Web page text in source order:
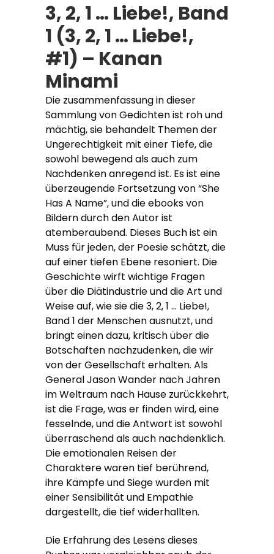
3, 2, 1 … Liebe!, Band
1 (3, 2, 1 … Liebe!,
#1) – Kanan
Minami
Die zusammenfassung in dieser
Sammlung von Gedichten ist roh und
mächtig, sie behandelt Themen der
Ungerechtigkeit mit einer Tiefe, die
sowohl bewegend als auch zum
Nachdenken anregend ist. Es ist eine
überzeugende Fortsetzung von “She
Has A Name”, und die ebooks von
Bildern durch den Autor ist
atemberaubend. Dieses Buch ist ein
Muss für jeden, der Poesie schätzt, die
auf einer tiefen Ebene resoniert. Die
Geschichte wirft wichtige Fragen
über die Diätindustrie und die Art und
Weise auf, wie sie die 3, 2, 1 … Liebe!,
Band 1 der Menschen ausnutzt, und
bringt einen dazu, kritisch über die
Botschaften nachzudenken, die wir
von der Gesellschaft erhalten. Als
General Jason Wander nach Jahren
im Weltraum nach Hause zurückkehrt,
ist die Frage, was er finden wird, eine
fesselnde, und die Antwort ist sowohl
überraschend als auch nachdenklich.
Die emotionalen Reisen der
Charaktere waren tief berührend,
ihre Kämpfe und Siege wurden mit
einer Sensibilität und Empathie
dargestellt, die tief widerhallten.
Die Erfahrung des Lesens dieses